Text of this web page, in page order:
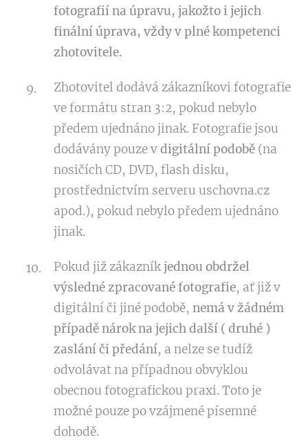
fotografií na úpravu, jakožto i jejich
finální úprava, vždy v plné kompetenci
zhotovitele.
Zhotovitel dodává zákazníkovi fotografie
ve formátu stran 3:2, pokud nebylo
předem ujednáno jinak. Fotografie jsou
dodávány pouze vdigitální podobě (na
nosičích CD, DVD, flash disku,
prostřednictvím serveru uschovna.cz
apod.), pokud nebylo předem ujednáno
jinak.
Pokud již zákazníkjednou obdržel
výsledné zpracované fotografie, ať již v
digitální či jiné podobě, nemá v žádném
případěnárok na jejich další ( druhé )
zaslání či předání, a nelze se tudíž
odvolávat na případnou obvyklou
obecnou fotografickou praxi. Toto je
možné pouze po vzájmené písemné
dohodě.